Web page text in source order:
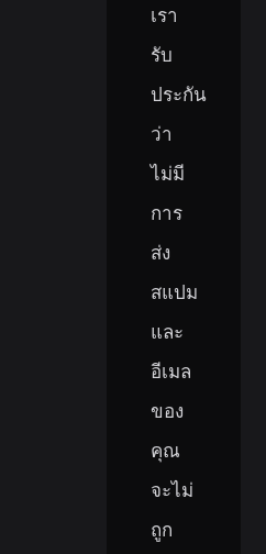
เรา
รับ
ประกัน
ว่า
ไม่มี
การ
ส่ง
สแปม
และ
อีเมล
ของ
คุณ
จะไม่
ถูก